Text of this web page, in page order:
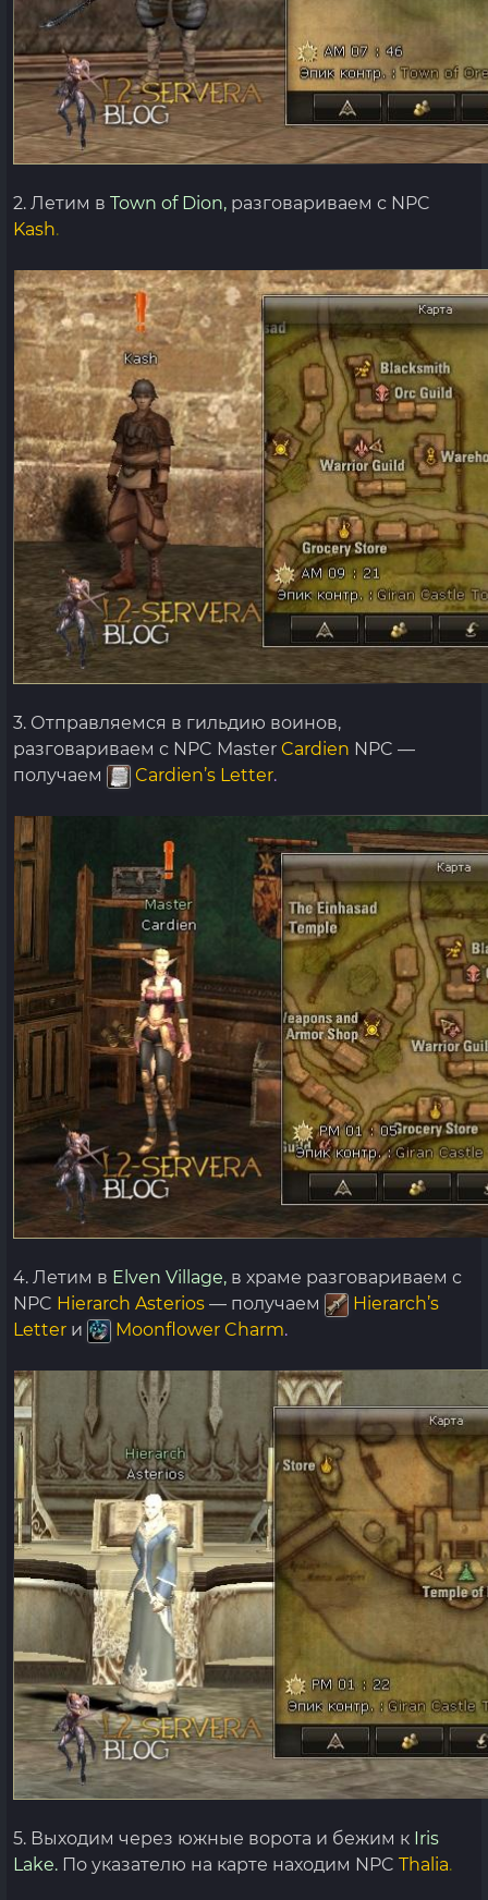
2. Летим в Town of Dion, разговариваем с NPC
Kash.
3. Отправляемся в гильдию воинов,
разговариваем с NPC Master Cardien NPC —
получаем
Cardien’s Letter.
4. Летим в Elven Village, в храме разговариваем с
NPC Hierarch Asterios — получаем
Hierarch’s
Letter и Moonflower Charm.
5. Выходим через южные ворота и бежим к Iris
Lake. По указателю на карте находим NPC Thalia.